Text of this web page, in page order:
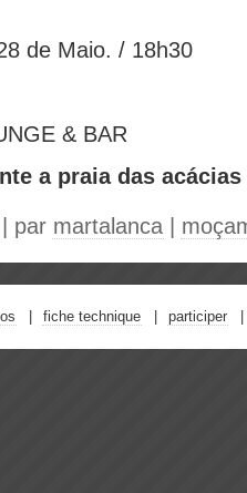
de Maio. / 18h30
& BAR
a praia das acácias
par martalanca
fiche technique participer